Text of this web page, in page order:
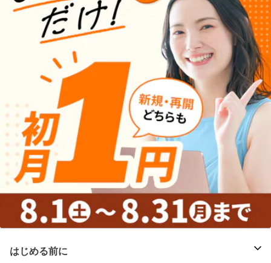
はじめる前に